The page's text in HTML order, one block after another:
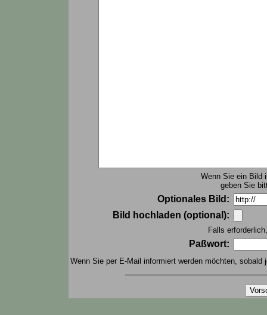
Wenn Sie ein Bild
geben Sie
Optionales Bild:
Bild hochladen (optional):
Falls
Paßwort:
Wenn Sie per E-Mail informiert werden möchten,